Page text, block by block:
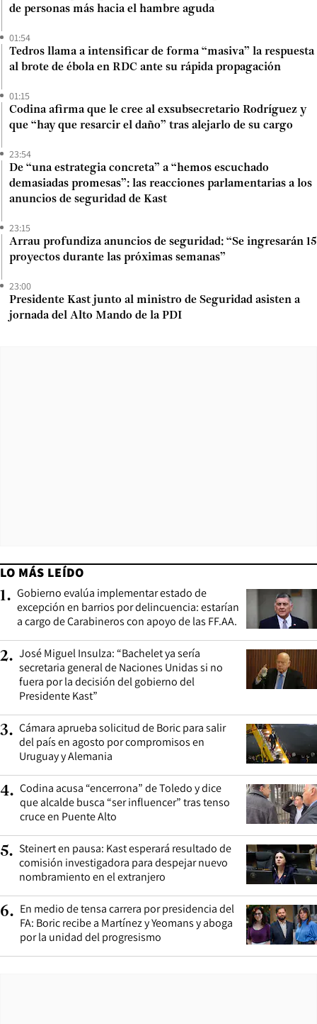
de personas más hacia el hambre aguda
01:54
Tedros llama a intensificar de forma “masiva” la respuesta
al brote de ébola en RDC ante su rápida propagación
01:15
Codina afirma que le cree al exsubsecretario Rodríguez y
que “hay que resarcir el daño” tras alejarlo de su cargo
23:54
De “una estrategia concreta” a “hemos escuchado
demasiadas promesas”: las reacciones parlamentarias a los
anuncios de seguridad de Kast
23:15
Arrau profundiza anuncios de seguridad: “Se ingresarán 15
proyectos durante las próximas semanas”
23:00
Presidente Kast junto al ministro de Seguridad asisten a
jornada del Alto Mando de la PDI
LO MÁS LEÍDO
1. Gobierno evalúa implementar estado de
excepción en barrios por delincuencia: estarían
a cargo de Carabineros con apoyo de las FF.AA.
2. José Miguel Insulza: “Bachelet ya sería
secretaria general de Naciones Unidas si no
fuera por la decisión del gobierno del
Presidente Kast”
3. Cámara aprueba solicitud de Boric para salir
del país en agosto por compromisos en
Uruguay y Alemania
4. Codina acusa “encerrona” de Toledo y dice
que alcalde busca “ser influencer” tras tenso
cruce en Puente Alto
5. Steinert en pausa: Kast esperará resultado de
comisión investigadora para despejar nuevo
nombramiento en el extranjero
6. En medio de tensa carrera por presidencia del
FA: Boric recibe a Martínez y Yeomans y aboga
por la unidad del progresismo